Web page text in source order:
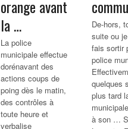
orange avant
la …
La police
municipale effectue
dorénavant des
actions coups de
poing dès le matin,
des contrôles à
toute heure et
verbalise
De-hors,
suite ou
fais sortir
police
quelques
plus tard
à son …